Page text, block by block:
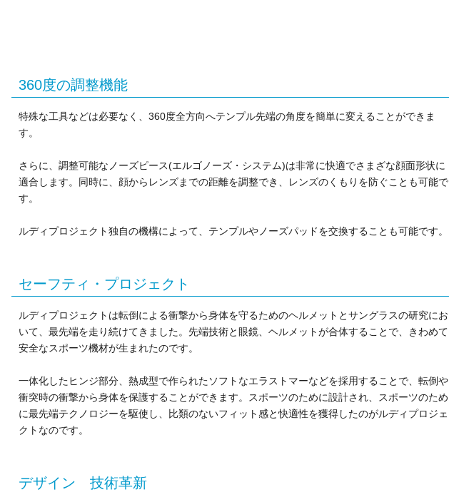
360度の調整機能
特殊な工具などは必要なく、360度全方向へテンプル先端の角度を簡単に変えることができま
す。
さらに、調整可能なノーズピース(エルゴノーズ・システム)は非常に快適でさまざな顔面形状に
適合します。同時に、顔からレンズまでの距離を調整でき、レンズのくもりを防ぐことも可能で
す。
ルディプロジェクト独自の機構によって、テンプルやノーズパッドを交換することも可能です。
セーフティ・プロジェクト
ルディプロジェクトは転倒による衝撃から身体を守るためのヘルメットとサングラスの研究にお
いて、最先端を走り続けてきました。先端技術と眼鏡、ヘルメットが合体することで、きわめて
安全なスポーツ機材が生まれたのです。
一体化したヒンジ部分、熱成型で作られたソフトなエラストマーなどを採用することで、転倒や
衝突時の衝撃から身体を保護することができます。スポーツのために設計され、スポーツのため
に最先端テクノロジーを駆使し、比類のないフィット感と快適性を獲得したのがルディプロジェ
クトなのです。
デザイン 技術革新